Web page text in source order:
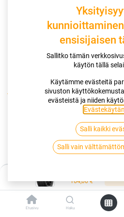
164,00€
Etusivu Haku
Kauppa
195/55R16 91H GOODYEAR
195/55R16 91H
ULTRAGRIP
EVR
4038526067920 Tuotekoodi:275334
Tällä tuotteella ei ole kelvollista
ensisijaisen
Sallitko tämän
käytön tällä
Käytämme evästeitä
sivuston
evästeistä ja niiden
Salli kaikki
Salli vain